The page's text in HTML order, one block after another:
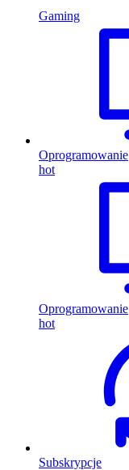
Gaming
Oprogramowanie
hot
Oprogramowanie
hot
Subskrypcje